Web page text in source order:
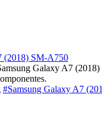
(2018) SM-A750
Galaxy A7
#Samsung Galaxy A7